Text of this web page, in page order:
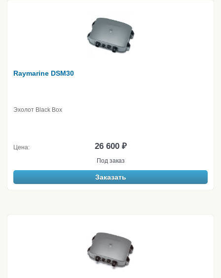
Raymarine DSM30
Эхолот Black Box
Цена: 26 600 ₽
Под заказ
Заказать